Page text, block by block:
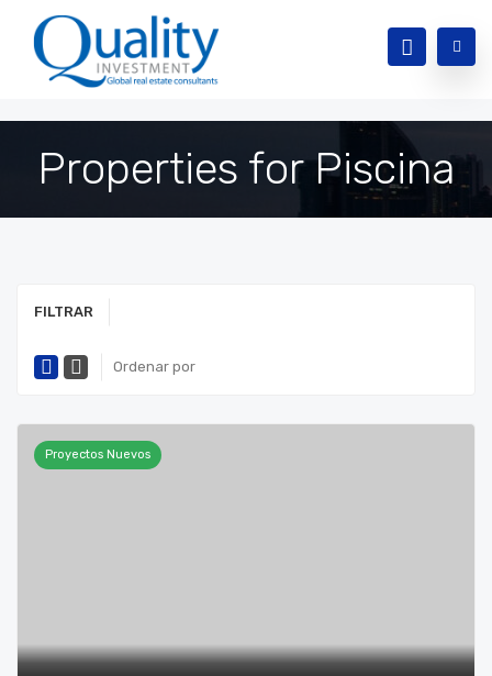
Properties for Piscina
FILTRAR
Ordenar por
Proyectos Nuevos